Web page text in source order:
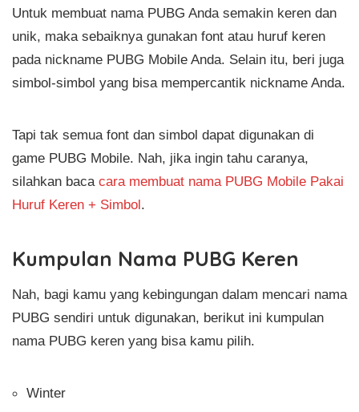
Untuk membuat nama PUBG Anda semakin keren dan
unik, maka sebaiknya gunakan font atau huruf keren
pada nickname PUBG Mobile Anda. Selain itu, beri juga
simbol-simbol yang bisa mempercantik nickname Anda.
Tapi tak semua font dan simbol dapat digunakan di
game PUBG Mobile. Nah, jika ingin tahu caranya,
silahkan baca cara membuat nama PUBG Mobile Pakai
Huruf Keren + Simbol.
Kumpulan Nama PUBG Keren
Nah, bagi kamu yang kebingungan dalam mencari nama
PUBG sendiri untuk digunakan, berikut ini kumpulan
nama PUBG keren yang bisa kamu pilih.
Winter